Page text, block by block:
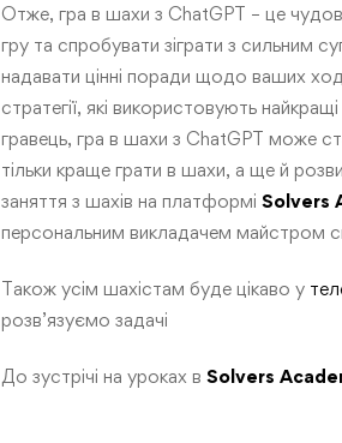
Отже, гра в шахи з ChatGPT – це
гру та спробувати зіграти з сильним
надавати цінні поради щодо ваших
стратегії, які використовують
гравець, гра в шахи з ChatGPT може
тільки краще грати в шахи, а ще й
заняття з шахів на платформі Solvers
персональним викладачем майстром
Також усім шахістам буде цікаво у
розв’язуємо задачі
До зустрічі на уроках в Solvers